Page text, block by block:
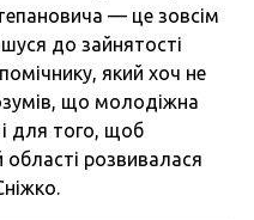
епановича — це зовсім
до зайнятості
який хоч не
що молодіжна
для того, щоб
розвивалася